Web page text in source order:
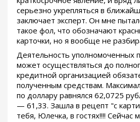
серьезно укрепляться в
заключает эксперт. Он мне
такое фол, что обозначают
карточки, но я вообще не
Деятельность уполномоченных
может осуществляться до
кредитной организацией
полученным средствам.
по доллару равнялся 62,0725
— 61,33. Зашла в рецепт "с
тебя, Юлечка, в гостях!!!! Сейчас